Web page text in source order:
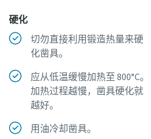
硬化
切勿直接利用锻造热量来硬
化凿具。
应从低温缓慢加热至 800°C。
加热过程越慢，凿具硬化就
越好。
用油冷却凿具。